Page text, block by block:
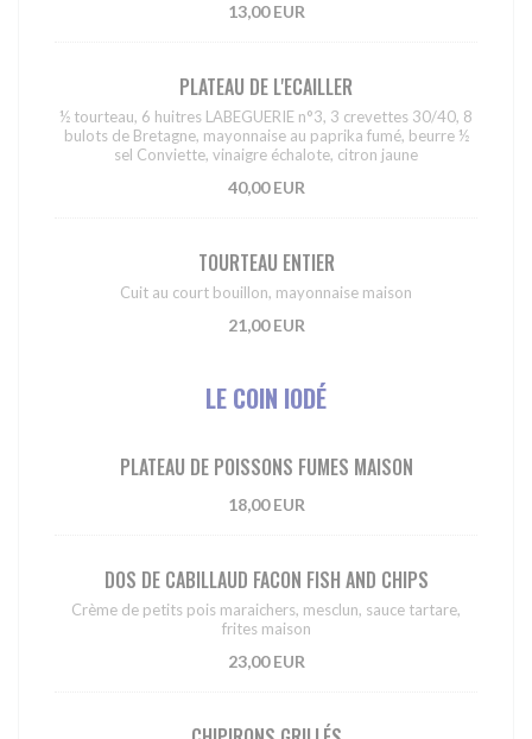
13,00 EUR
PLATEAU DE L'ECAILLER
½ tourteau, 6 huitres LABEGUERIE n°3, 3 crevettes 30/40, 8
bulots de Bretagne, mayonnaise au paprika fumé, beurre ½
sel Conviette, vinaigre échalote, citron jaune
40,00 EUR
TOURTEAU ENTIER
Cuit au court bouillon, mayonnaise maison
21,00 EUR
LE COIN IODÉ
PLATEAU DE POISSONS FUMES MAISON
18,00 EUR
DOS DE CABILLAUD FACON FISH AND CHIPS
Crème de petits pois maraichers, mesclun, sauce tartare,
frites maison
23,00 EUR